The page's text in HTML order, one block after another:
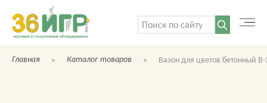
Поиск:
Главная Каталог товаров Вазон для цветов бетонный